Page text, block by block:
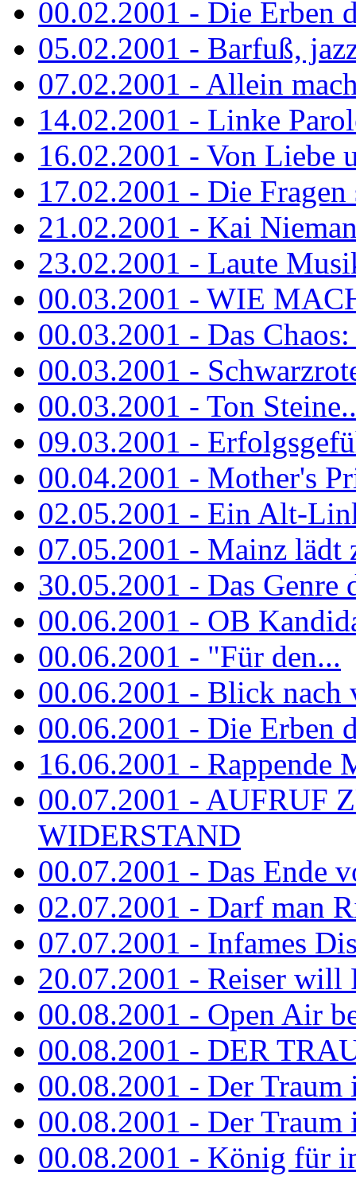
00.02.2001 - Die Erben
05.02.2001 - Barfuß,
07.02.2001 - Allein
14.02.2001 - Linke
16.02.2001 - Von Liebe
17.02.2001 - Die
21.02.2001 - Kai
23.02.2001 - Laute
00.03.2001 - WIE
00.03.2001 - Das
00.03.2001 -
00.03.2001 - Ton
09.03.2001 -
00.04.2001 - Mother's
02.05.2001 - Ein Alt-
07.05.2001 - Mainz lädt
30.05.2001 - Das Genre
00.06.2001 - OB
00.06.2001 - "Für den...
00.06.2001 - Blick nach
00.06.2001 - Die Erben
16.06.2001 - Rappende
00.07.2001 - AUFRUF
WIDERSTAND
00.07.2001 - Das Ende
02.07.2001 - Darf man
07.07.2001 - Infames
20.07.2001 - Reiser will
00.08.2001 - Open Air
00.08.2001 - DER
00.08.2001 - Der Traum
00.08.2001 - Der Traum
00.08.2001 - König für